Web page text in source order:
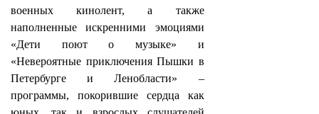
военных кинолент, а также
наполненные искренними эмоциями
«Дети поют о музыке» и
«Невероятные приключения Пышки в
Петербурге и Ленобласти» –
программы, покорившие сердца как